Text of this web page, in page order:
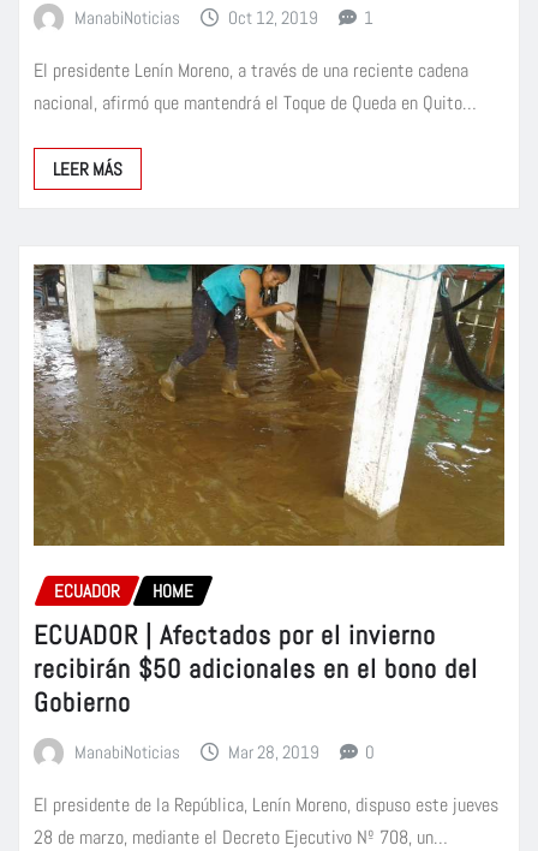
ManabiNoticias Oct 12, 2019 1
El presidente Lenín Moreno, a través de una reciente cadena
nacional, afirmó que mantendrá el Toque de Queda en Quito…
LEER MÁS
ECUADOR HOME
ECUADOR | Afectados por el invierno
recibirán $50 adicionales en el bono del
Gobierno
ManabiNoticias Mar 28, 2019 0
El presidente de la República, Lenín Moreno, dispuso este jueves
28 de marzo, mediante el Decreto Ejecutivo Nº 708, un…